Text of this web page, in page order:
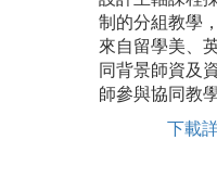
制的分組教學
來自留學美、
同背景師資及
師參與協同教學
下載